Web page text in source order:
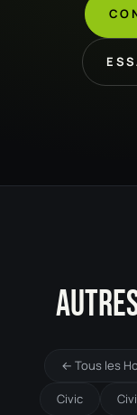
← Tous les
Civic